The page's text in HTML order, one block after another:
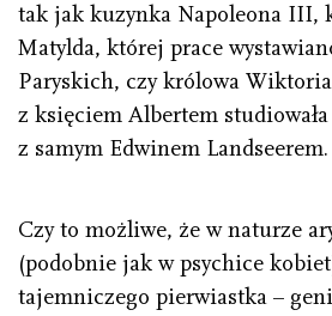
tak jak kuzynka Napoleona III,
Matylda, której prace
Paryskich, czy królowa
z księciem Albertem
z samym Edwinem Landseerem.
Czy to możliwe, że w naturze
(podobnie jak w psychice
tajemniczego pierwiastka –